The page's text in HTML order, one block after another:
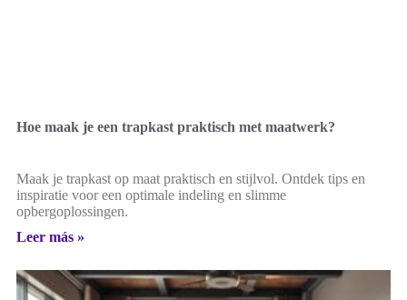
Hoe maak je een trapkast praktisch met maatwerk?
Maak je trapkast op maat praktisch en stijlvol. Ontdek tips en
inspiratie voor een optimale indeling en slimme
opbergoplossingen.
Leer más »